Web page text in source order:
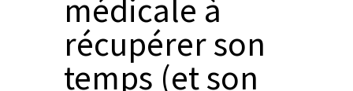
médicale à
récupérer son
temps (et son